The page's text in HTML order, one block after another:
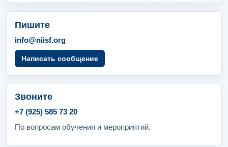
Пишите
info@niisf.org
Написать сообщение
Звоните
+7 (925) 585 73 20
По вопросам обучения и мероприятий.